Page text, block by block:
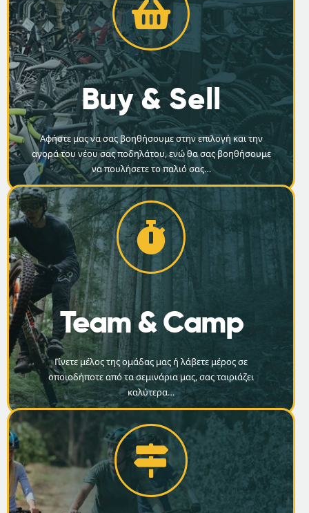
Buy & Sell
Αφήστε μας να σας βοηθήσουμε στην επιλογή και την
αγορά του νέου σας ποδηλάτου, ενώ θα σας βοηθήσουμε
να πουλήσετε το παλιό σας…
Team & Camp
Γίνετε μέλος της ομάδας μας ή λάβετε μέρος σε
οποιοδήποτε από τα σεμινάρια μας, σας ταιριάζει
καλύτερα…